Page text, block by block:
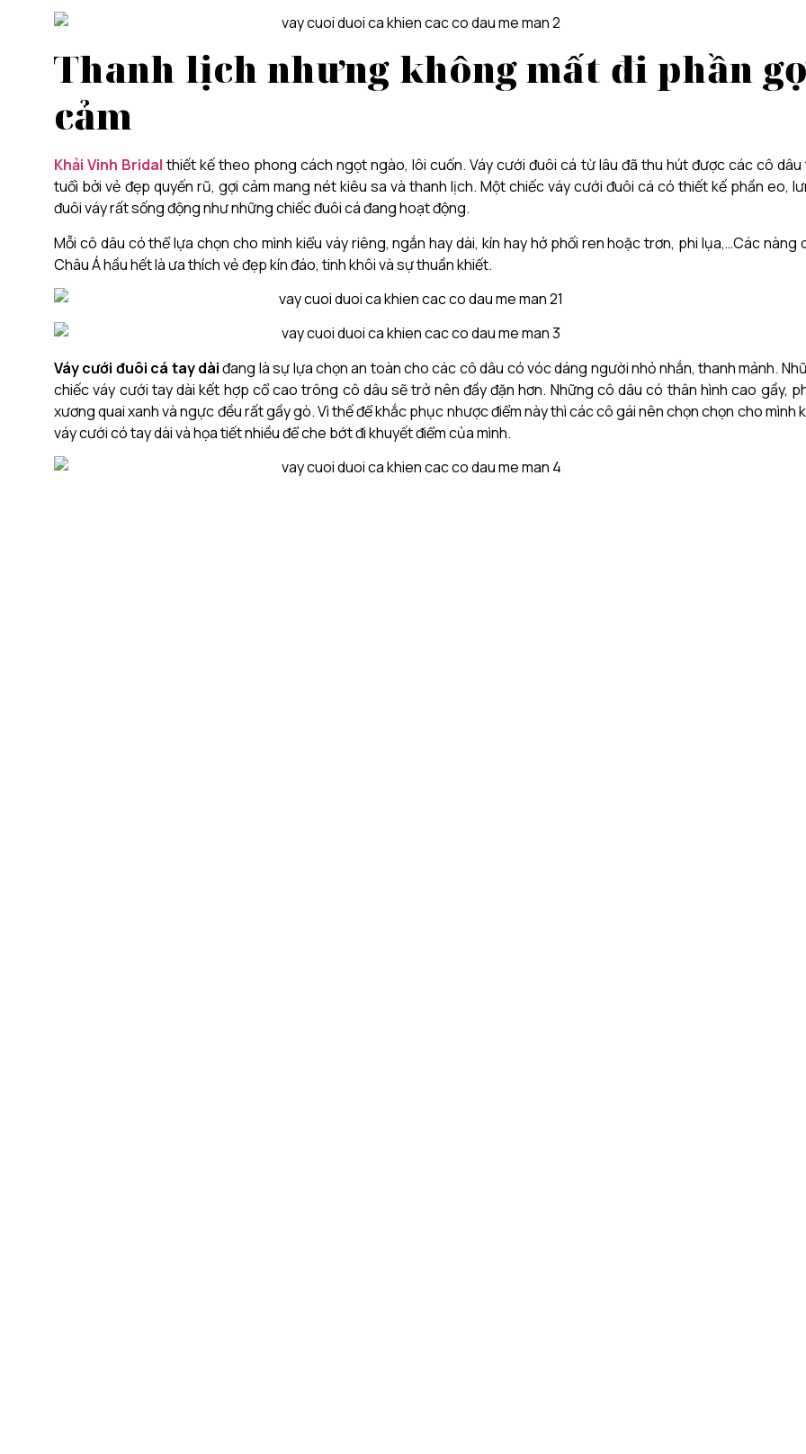
Thanh lịch nhưng không mất đi phần
cảm
Khải Vinh Bridalthiết kế theo phong cách ngọt ngào, lôi cuốn. Váy cưới đuôi cá từ lâu đã thu hút được các cô dâu
tuổi bởi vẻ đẹp quyến rũ, gợi cảm mang nét kiêu sa và thanh lịch. Một chiếc váy cưới đuôi cá có thiết kế phần eo,
đuôi váy rất sống động như những chiếc đuôi cá đang hoạt động.
Mỗi cô dâu có thể lựa chọn cho mình kiểu váy riêng, ngắn hay dài, kín hay hở phối ren hoặc trơn, phi lụa,…Các nàng
Châu Á hầu hết là ưa thích vẻ đẹp kín đáo, tinh khôi và sự thuần khiết.
Váy cưới đuôi cá tay dàiđang là sự lựa chọn an toàn cho các cô dâu có vóc dáng người nhỏ nhắn, thanh mảnh.
chiếc váy cưới tay dài kết hợp cổ cao trông cô dâu sẽ trở nên đầy đặn hơn. Những cô dâu có thân hình cao gầy,
xương quai xanh và ngực đều rất gầy gò. Vì thế để khắc phục nhược điểm này thì các cô gái nên chọn chọn cho mình
váy cưới có tay dài và họa tiết nhiều để che bớt đi khuyết điểm của mình.